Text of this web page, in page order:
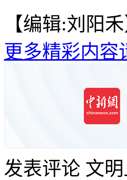
【编辑:刘阳禾
更多精彩内容
发表评论 文